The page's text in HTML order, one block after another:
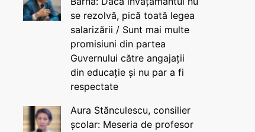
se rezolvă, pică toată legea
salarizării / Sunt mai multe
promisiuni din partea
Guvernului către angajații
din educație și nu par a fi
respectate
Aura Stănculescu, consilier
școlar: Meseria de profesor